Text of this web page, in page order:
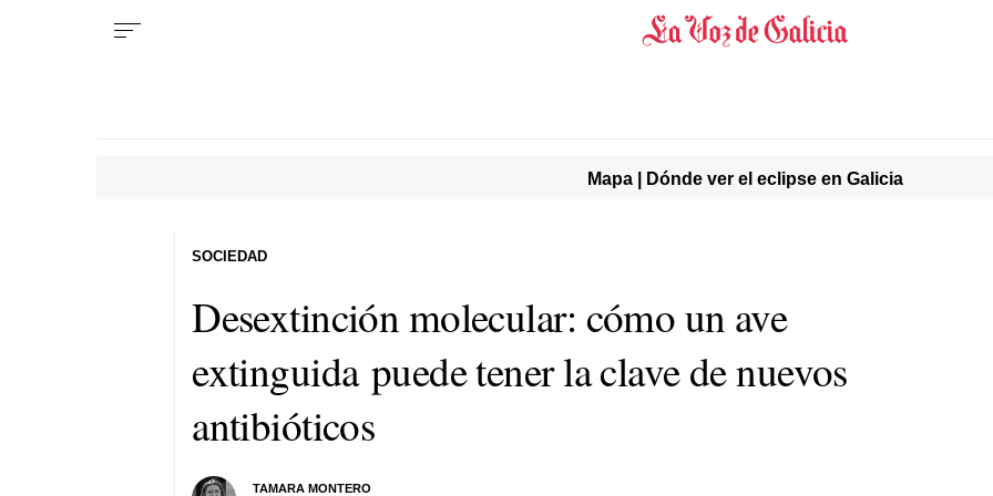
Mapa | Dónde ver el eclipse en Galicia
Desextinción molecular: cómo un ave
extinguida puede tener la clave de nuevos
antibióticos
TAMARA MONTERO
SOCIEDAD